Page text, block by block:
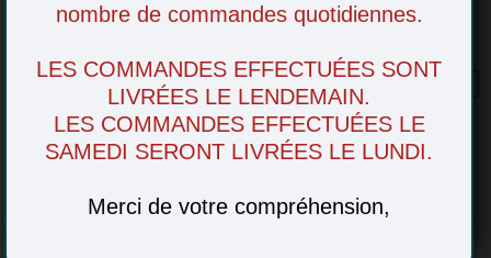
nombre de commandes quotidiennes.
LES COMMANDES EFFECTUÉES SONT
LIVRÉES LE LENDEMAIN.
LES COMMANDES EFFECTUÉES LE
SAMEDI SERONT LIVRÉES LE LUNDI.
Merci de votre compréhension,
Kiwi Gold